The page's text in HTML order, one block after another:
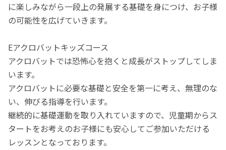
に楽しみながら一段上の発展する基礎を身につけ、お子様
の可能性を広げていきます。
Eアクロバットキッズコース
アクロバットでは恐怖心を抱くと成長がストップしてしま
います。
アクロバットに必要な基礎と安全を第一に考え、無理のな
い、伸びる指導を行います。
継続的に基礎運動を取り入れていますので、児童期からス
タートをお考えのお子様にも安心してご参加いただける
レッスンとなっております。